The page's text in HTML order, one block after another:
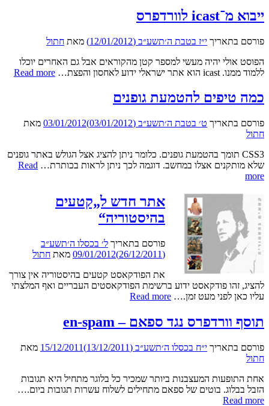
לעורך
של
ייבוא מ־icast לוורדפרס
פורסם בתאריך י״ז בטבת ה׳תשע״ב (12/01/2012) מאת חתול
הפוסט אולי יהיה מעשי למספר קטן מהקוראים אבל גם האחרים יוכלו
ללמוד ממנו. icast הוא אתר ישראלי ידוע לאחסון והפצת…
Read more
כמה טיפים להטמעת גופנים
פורסם בתאריך ט׳ בטבת ה׳תשע״ב (03/01/2012) 03/01/2012 מאת
חתול
CSS3 תומך בהטמעת גופנים. כלומר ניתן להציג אצל הגולש באתר גופנים
שלא מותקנים אצלו במחשב. דוגמה לכך ניתן לראות בכותרת… Read
moreכמה
להטמעת
גופנים
אתר חדש ל„קטעים
בהיסטוריה“
פורסם בתאריך ל׳ בכסלו ה׳תשע״ב
(26/12/2011)
09/01/2012 מאת חתול
את הפודקאסט קטעים בהיסטוריה אין צורך
להציג, זהו פודקאסט ידוע ברשימת הפודקאסטים העבריים ואף המלצתי
עליו כאן לפני מעט זמן.… Read moreאתר
בהיסטוריה“תוסף וורדפרס נגד ספאם – en-spam
פורסם בתאריך י״ח בכסלו ה׳תשע״ב (13/12/2011) 15/12/2011 מאת
חתול
אחת התופעות המעצבנות ביותר שמכיר כל בלוגר מתחיל היא תגובות
הזבל בבלוג. בוטים של ספאם מתחילים לשלוח עשרות תגובות ביום.…
Read moreתוסף